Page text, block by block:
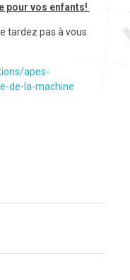
pour vos enfants!
tardez pas à vous
apes-
de-la-machine